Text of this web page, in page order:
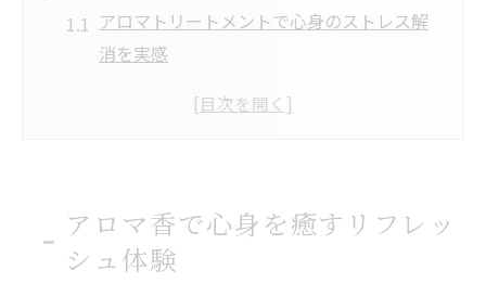
アロマトリートメントで心身のストレス解
消を実感
リフレッシュアロママッサージの魅力と癒
アロマ香で得られるリラクゼーションの深
い意味
アロマ香で心身を癒すリフレッ
シュ体験